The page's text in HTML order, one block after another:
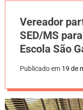
Vereador
SED/MS
Escola São
Publicado em 19 de